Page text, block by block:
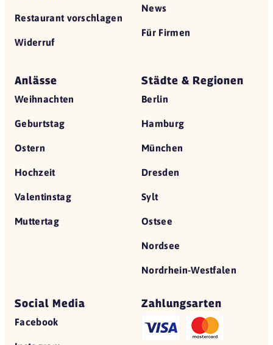
Restaurant vorschlagen
Widerruf
News
Für Firmen
Anlässe
Weihnachten
Geburtstag
Ostern
Hochzeit
Valentinstag
Muttertag
Städte & Regionen
Berlin
Hamburg
München
Dresden
Sylt
Ostsee
Nordsee
Nordrhein-Westfalen
Social Media
Facebook
Zahlungsarten